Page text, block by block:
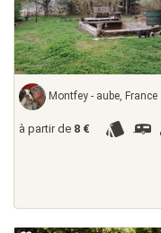
Montfey - aube, France
à partir de 8 €